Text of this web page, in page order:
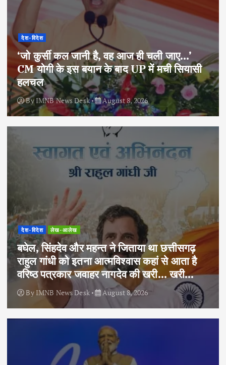
देश-विदेश
‘जो कुर्सी कल जानी है, वह आज ही चली जाए…’
CM योगी के इस बयान के बाद UP में मची सियासी
हलचल
ByIMNB News Desk August 8, 2026
देश-विदेश लेख-आलेख
बघेल, सिंहदेव और महन्त ने जिताया था छत्तीसगढ़
राहुल गांधी को इतना आत्मविश्वास कहां से आता है
वरिष्ठ पत्रकार जवाहर नागदेव की खरी… खरी…
ByIMNB News Desk August 8, 2026